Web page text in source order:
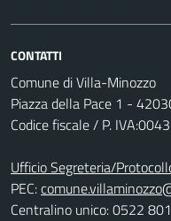
CONTATTI
Comune di Villa-Minozzo
Piazza della Pace 1 -
Codice fiscale / P.
Ufficio Segreteria/
PEC:
Centralino unico: 0522